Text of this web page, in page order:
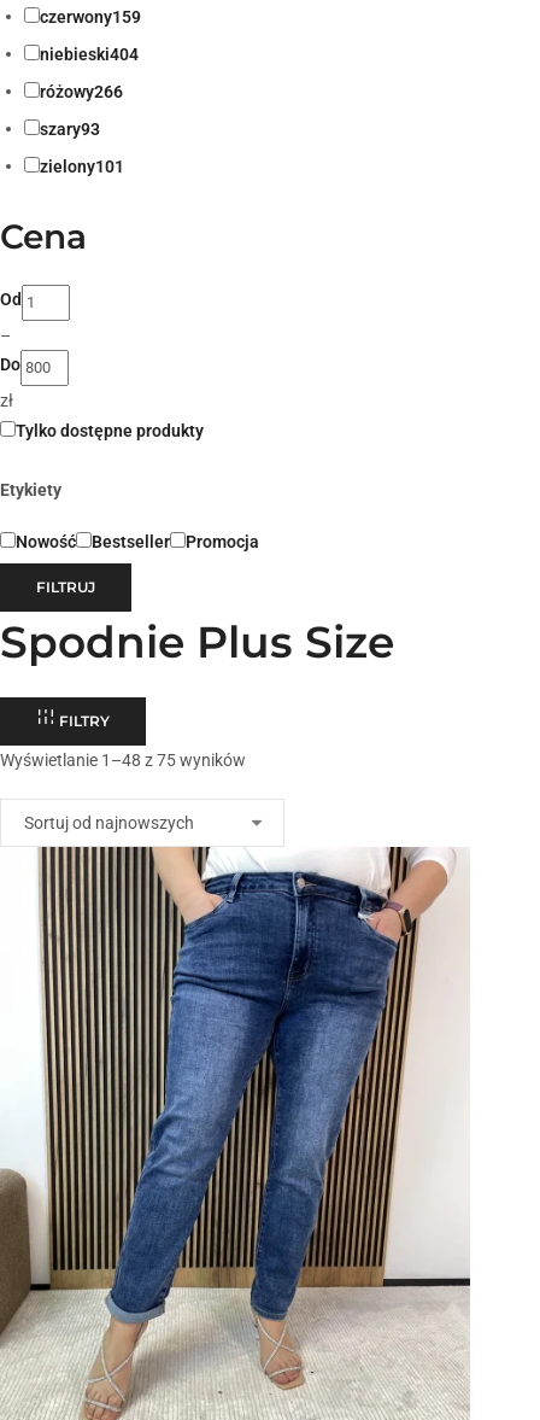
czerwony159
niebieski404
różowy266
szary93
zielony101
Cena
Od
–
Do
zł
Tylko dostępne produkty
Etykiety
Nowość Bestseller Promocja
FILTRUJ
Spodnie Plus Size
FILTRY
Wyświetlanie 1–48 z 75 wyników